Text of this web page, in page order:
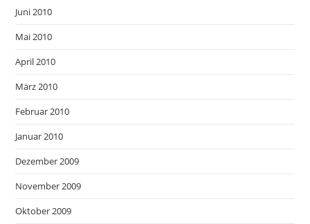
Juni 2010
Mai 2010
April 2010
März 2010
Februar 2010
Januar 2010
Dezember 2009
November 2009
Oktober 2009